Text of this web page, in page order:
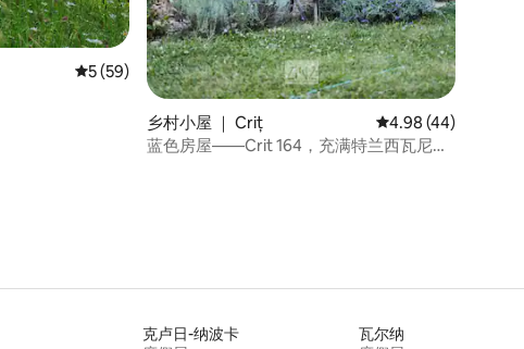
平均评分 5 分（满分 5 分），共 59 条评价
5 (59)
乡村小屋 ｜ Criț 平均评分 4.98 分（
4.98 (44)
蓝色房屋——Crit 164，充满特兰西瓦尼亚
克卢日-纳波卡
瓦尔纳